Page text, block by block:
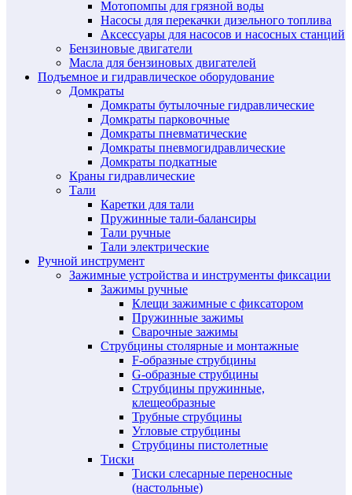
Мотопомпы для грязной воды
Насосы для перекачки дизельного топлива
Аксессуары для насосов и насосных станций
Бензиновые двигатели
Масла для бензиновых двигателей
Подъемное и гидравлическое оборудование
Домкраты
Домкраты бутылочные гидравлические
Домкраты парковочные
Домкраты пневматические
Домкраты пневмогидравлические
Домкраты подкатные
Краны гидравлические
Тали
Каретки для тали
Пружинные тали-балансиры
Тали ручные
Тали электрические
Ручной инструмент
Зажимные устройства и инструменты фиксации
Зажимы ручные
Клещи зажимные с фиксатором
Пружинные зажимы
Сварочные зажимы
Струбцины столярные и монтажные
F-образные струбцины
G-образные струбцины
Струбцины пружинные,
клещеобразные
Трубные струбцины
Угловые струбцины
Струбцины пистолетные
Тиски
Тиски слесарные переносные
(настольные)